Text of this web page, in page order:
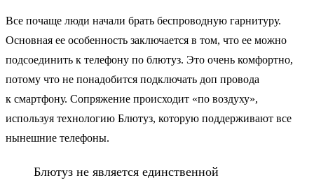
Все почаще люди начали брать беспроводную гарнитуру.
Основная ее особенность заключается в том, что ее можно
подсоединить к телефону по блютуз. Это очень комфортно,
потому что не понадобится подключать доп провода
к смартфону. Сопряжение происходит «по воздуху»,
используя технологию Блютуз, которую поддерживают все
нынешние телефоны.
Блютуз не является единственной